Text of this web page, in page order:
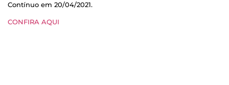
Contínuo em 20/04/2021.
CONFIRA AQUI